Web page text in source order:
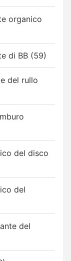
organico
di BB (59)
del rullo
del disco
del
del